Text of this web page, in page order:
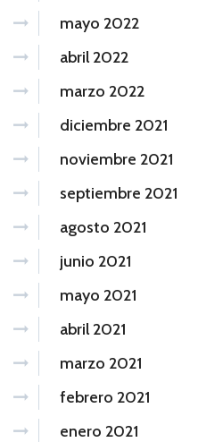
mayo 2022
abril 2022
marzo 2022
diciembre 2021
noviembre 2021
septiembre 2021
agosto 2021
junio 2021
mayo 2021
abril 2021
marzo 2021
febrero 2021
enero 2021